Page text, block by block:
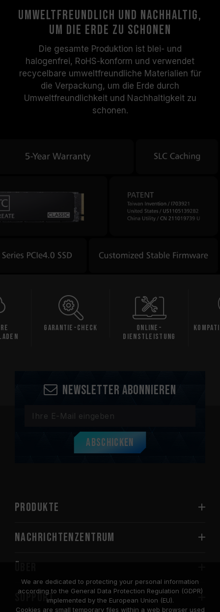
Umweltfreundlich und nachhaltig,
um die Erde zu schonen
Die gesamte Produktion ist blei- und
halogenfrei, RoHS-konform und verwendet
recycelbare umweltfreundliche Materialien für
die Verpackung, um die Erde durch
Umweltfreundlichkeit und Nachhaltigkeit zu
schonen.
Garantie-Check
Online-
Dienstleistung
Newsletter abonnieren
Abschicken
PRODUKTE
Nachrichtenzentrum
SUPPORT
We are dedicated to protecting your personal information
according to the General Data Protection Regulation (GDPR)
implemented by the European Union (EU).
Cookies are small temporary files within a web browser used